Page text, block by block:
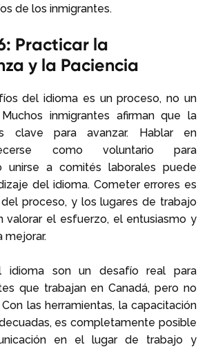
de los inmigrantes.
Practicar la
y la Paciencia
del idioma es un proceso, no un
inmigrantes afirman que la
clave para avanzar. Hablar en
como voluntario para
unirse a comités laborales puede
del idioma. Cometer errores es
proceso, y los lugares de trabajo
valorar el esfuerzo, el entusiasmo y
mejorar.
idioma son un desafío real para
que trabajan en Canadá, pero no
las herramientas, la capacitación
es completamente posible
en el lugar de trabajo y